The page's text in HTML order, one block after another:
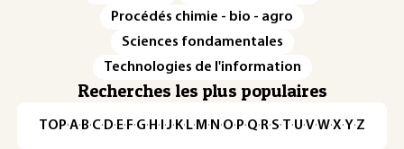
Procédés chimie - bio - agro
Sciences fondamentales
Technologies de l'information
Recherches les plus populaires
TOP·A·B·C· D· E· F·G· H · ·J· K· L· M · N ·O· P·Q· R·S·T·U·V·W·X·Y·Z